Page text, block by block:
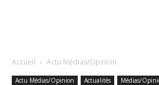
Accueil Actu Médias/Opinion
Actu Médias/Opinion Actualités Médias/